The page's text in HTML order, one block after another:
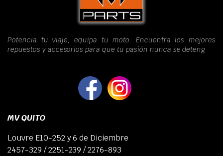
Potencia tu viaje, equipa tu moto. Encuentra los mejores
repuestos y accesorios para que tu pasión nunca se deteng
MV QUITO
Louvre E10-252 y 6 de Diciembre
2457-329 / 2251-239 / 2276-893